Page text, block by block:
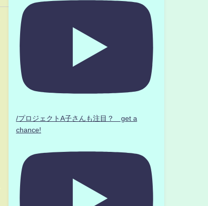
/プロジェクトA子さんも注目？ get a
chance!